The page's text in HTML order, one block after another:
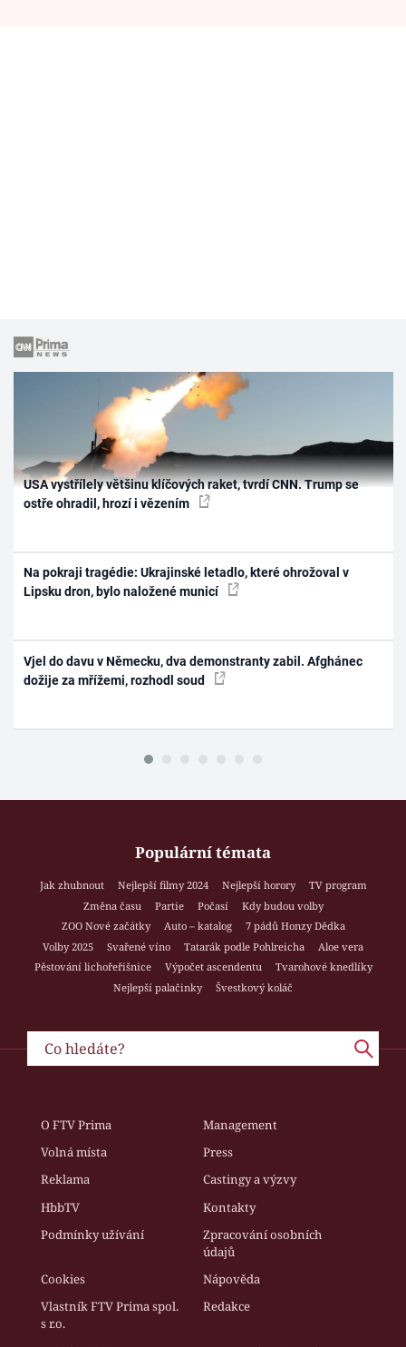
USA vystřílely většinu klíčových raket, tvrdí CNN. Trump se
ostře ohradil, hrozí i vězením
Na pokraji tragédie: Ukrajinské letadlo, které ohrožoval v
Lipsku dron, bylo naložené municí
Vjel do davu v Německu, dva demonstranty zabil. Afghánec
dožije za mřížemi, rozhodl soud
Populární témata
Jak zhubnout Nejlepší filmy 2024 Nejlepší horory
TV program
Změna času
Partie Počasí
Kdy budou volby
ZOO Nové začátky
Auto – katalog
7 pádů Honzy Dědka
Volby 2025
Svařené víno Tatarák podle Pohlreicha
Aloe vera
Pěstování lichořeřišnice
Výpočet ascendentu
Tvarohové knedlíky
Nejlepší palačinky
Švestkový koláč
O FTV Prima
Management
Volná místa
Press
Reklama
Castingy a výzvy
HbbTV
Kontakty
Podmínky užívání
Zpracování osobních
údajů
Cookies
Nápověda
Vlastník FTV Prima spol.
s r.o.
Redakce